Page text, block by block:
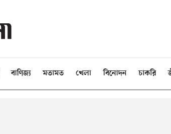
বাণিজ্য মতামত খেলা বিনোদন চাকরি